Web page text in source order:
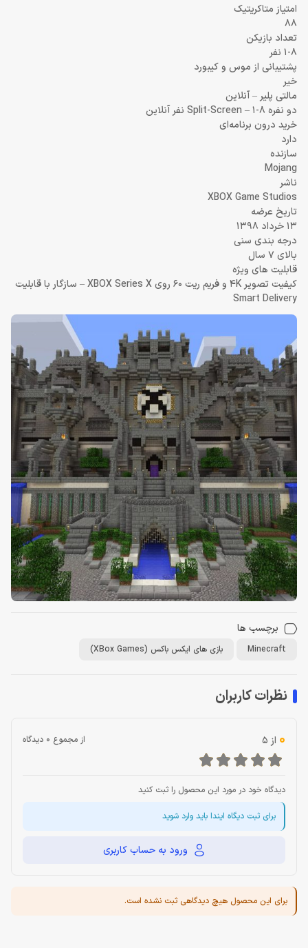
امتیاز متاکریتیک
88
تعداد بازیکن
1-8 نفر
پشتیبانی از موس و کیبورد
خیر
مالتی پلیر – آنلاین
دو نفره Split-Screen – 1-8 نفر آنلاین
خرید درون برنامه‌ای
دارد
سازنده
Mojang
ناشر
XBOX Game Studios
تاریخ عرضه
13 خرداد 1398
درجه بندی سنی
بالای 7 سال
قابلیت های ویژه
کیفیت تصویر 4K و فریم ریت 60 روی XBOX Series X – سازگار با قابلیت
Smart Delivery
برچسب ها
Minecraft بازی های ایکس باکس (XBox Games)
نظرات کاربران
0 از 5 از مجموع 0 دیدگاه
دیدگاه خود در مورد این محصول را ثبت کنید
برای ثبت دیگاه ایندا باید وارد شوید
ورود به حساب کاربری
برای این محصول هیچ دیدگاهی ثبت نشده است.